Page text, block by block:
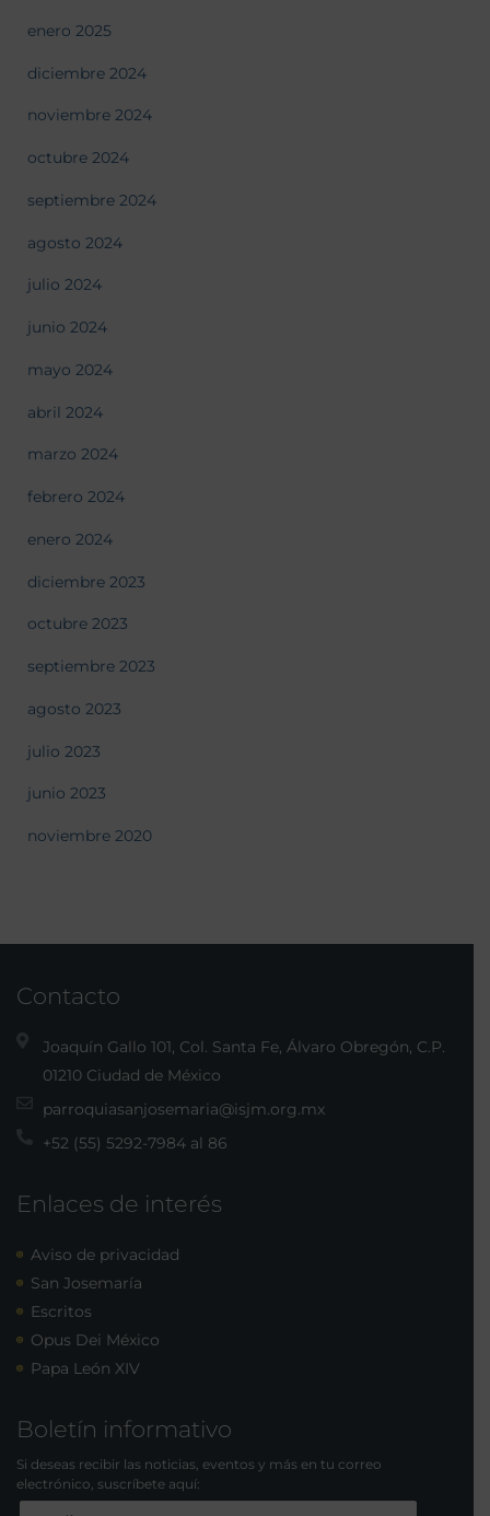
enero 2025
diciembre 2024
noviembre 2024
octubre 2024
septiembre 2024
agosto 2024
julio 2024
junio 2024
mayo 2024
abril 2024
marzo 2024
febrero 2024
enero 2024
diciembre 2023
octubre 2023
septiembre 2023
agosto 2023
julio 2023
junio 2023
noviembre 2020
Contacto
Joaquín Gallo 101, Col. Santa Fe, Álvaro Obregón, C.P.
01210 Ciudad de México
parroquiasanjosemaria@isjm.org.mx
+52 (55) 5292-7984 al 86
Enlaces de interés
Aviso de privacidad
San Josemaría
Escritos
Opus Dei México
Papa León XIV
Boletín informativo
Si deseas recibir las noticias, eventos y más en tu correo
electrónico, suscríbete aquí: